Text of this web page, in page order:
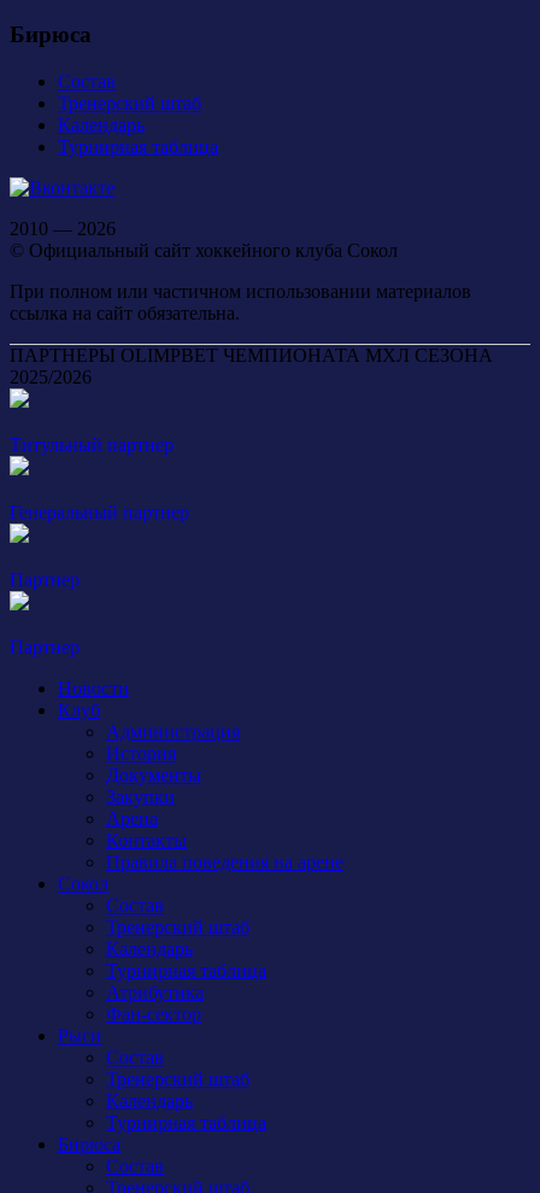
Бирюса
Состав
Тренерский штаб
Календарь
Турнирная таблица
2010 — 2026
© Официальный сайт хоккейного клуба Сокол
При полном или частичном использовании материалов
ссылка на сайт обязательна.
ПАРТНЕРЫ OLIMPBET ЧЕМПИОНАТА МХЛ СЕЗОНА
2025/2026
Титульный партнер
Генеральный партнер
Партнер
Партнер
Новости
Клуб
Администрация
История
Документы
Закупки
Арена
Контакты
Правила поведения на арене
Сокол
Состав
Тренерский штаб
Календарь
Турнирная таблица
Атрибутика
Фан-сектор
Рыси
Состав
Тренерский штаб
Календарь
Турнирная таблица
Бирюса
Состав
Тренерский штаб